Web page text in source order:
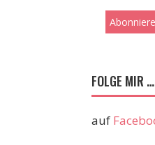
FOLGE MIR …
auf